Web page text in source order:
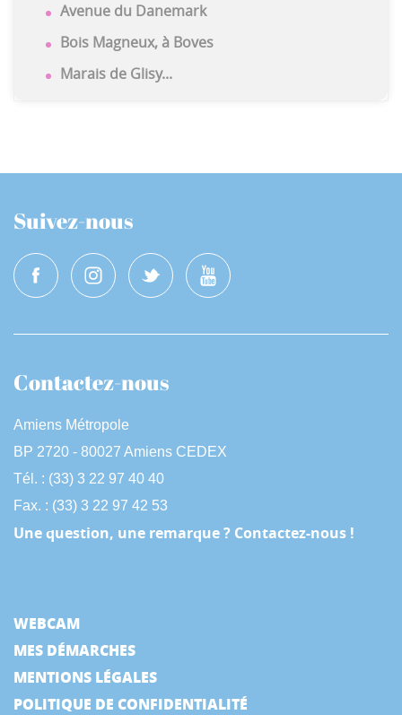
Avenue du Danemark
Bois Magneux, à Boves
Marais de Glisy...
Suivez-nous
Contactez-nous
Amiens Métropole
BP 2720 - 80027 Amiens CEDEX
Tél. : (33) 3 22 97 40 40
Fax. : (33) 3 22 97 42 53
Une question, une remarque ? Contactez-nous !
WEBCAM
MES DÉMARCHES
MENTIONS LÉGALES
POLITIQUE DE CONFIDENTIALITÉ